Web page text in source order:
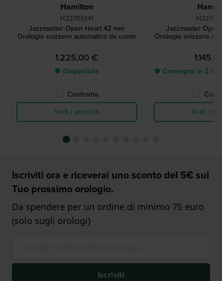
Hamilton
H32705141
Jazzmaster Open Heart 42 mm
Orologio svizzero automatico da uomo
1.225,00 €
● Disponibile
Confronta
Vedi i prodotti
Jazzmaster
Orologio svizzero
● Consegna in 2 a
Vedi i
Iscriviti ora e riceverai uno sconto del 5€ sul
Tuo prossimo orologio.
Da spendere per un ordine di minimo 75 euro
(solo sugli orologi)
Iscriviti